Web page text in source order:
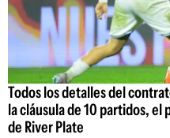
Todos los detalles del
la cláusula de 10 partidos, el
de River Plate